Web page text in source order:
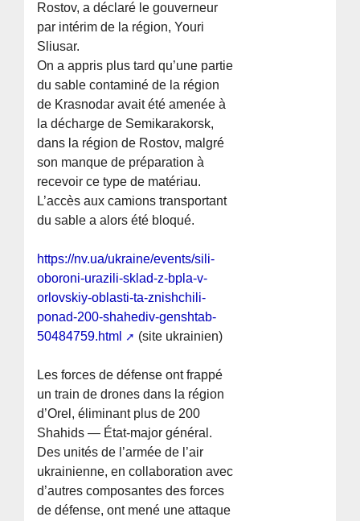
Rostov, a déclaré le gouverneur
par intérim de la région, Youri
Sliusar.
On a appris plus tard qu’une partie
du sable contaminé de la région
de Krasnodar avait été amenée à
la décharge de Semikarakorsk,
dans la région de Rostov, malgré
son manque de préparation à
recevoir ce type de matériau.
L’accès aux camions transportant
du sable a alors été bloqué.
https://nv.ua/ukraine/events/sili-
oboroni-urazili-sklad-z-bpla-v-
orlovskiy-oblasti-ta-znishchili-
ponad-200-shahediv-genshtab-
50484759.html
(site ukrainien)
Les forces de défense ont frappé
un train de drones dans la région
d’Orel, éliminant plus de 200
Shahids — État-major général.
Des unités de l’armée de l’air
ukrainienne, en collaboration avec
d’autres composantes des forces
de défense, ont mené une attaque